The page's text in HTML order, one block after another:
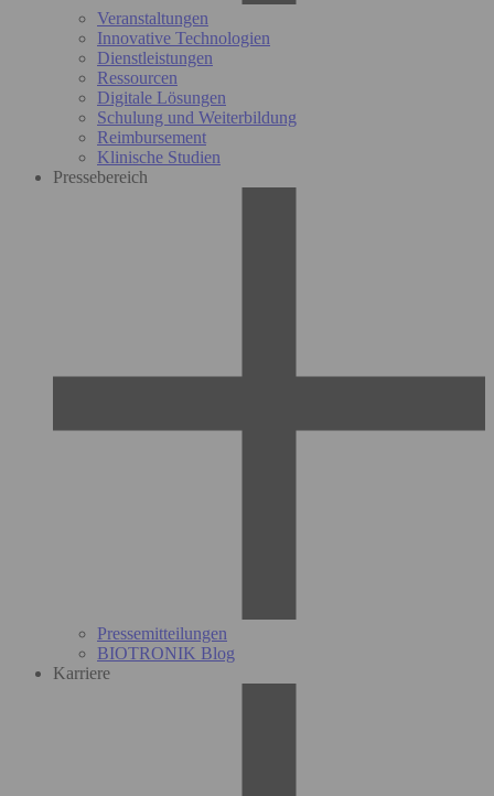
Veranstaltungen
Innovative Technologien
Dienstleistungen
Ressourcen
Digitale Lösungen
Schulung und Weiterbildung
Reimbursement
Klinische Studien
Pressebereich
Pressemitteilungen
BIOTRONIK Blog
Karriere